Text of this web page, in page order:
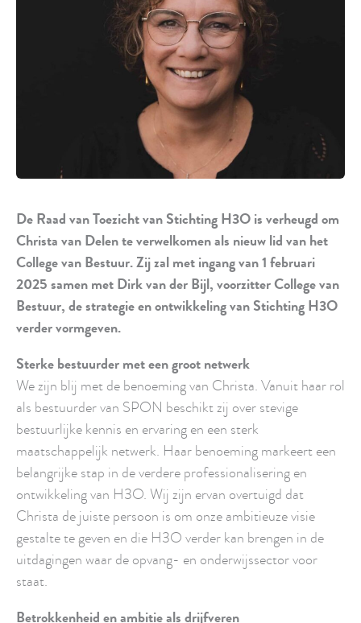
De Raad van Toezicht van Stichting H3O is verheugd om
Christa van Delen te verwelkomen als nieuw lid van het
College van Bestuur. Zij zal met ingang van 1 februari
2025 samen met Dirk van der Bijl, voorzitter College van
Bestuur, de strategie en ontwikkeling van Stichting H3O
verder vormgeven.
Sterke bestuurder met een groot netwerk
We zijn blij met de benoeming van Christa. Vanuit haar rol
als bestuurder van SPON beschikt zij over stevige
bestuurlijke kennis en ervaring en een sterk
maatschappelijk netwerk. Haar benoeming markeert een
belangrijke stap in de verdere professionalisering en
ontwikkeling van H3O. Wij zijn ervan overtuigd dat
Christa de juiste persoon is om onze ambitieuze visie
gestalte te geven en die H3O verder kan brengen in de
uitdagingen waar de opvang- en onderwijssector voor
staat.
Betrokkenheid en ambitie als drijfveren